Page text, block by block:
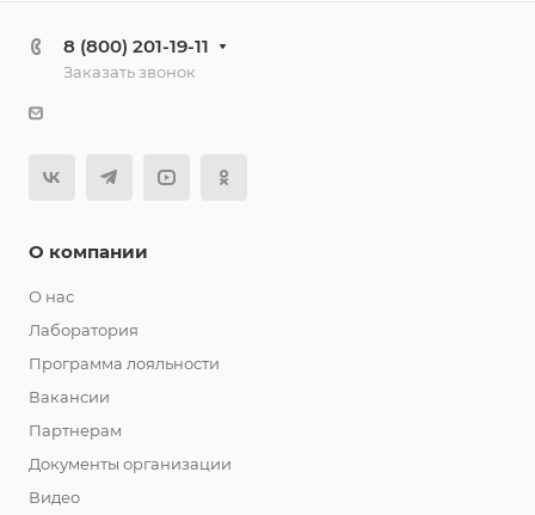
8 (800) 201-19-11
Заказать звонок
О компании
О нас
Лаборатория
Программа лояльности
Вакансии
Партнерам
Документы организации
Видео